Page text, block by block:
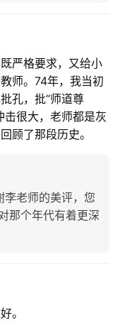
严格要求，又给小
师。74年，我当初
孔，批“师道尊
击很大，老师都是灰
顾了那段历史。
李老师的美评，您
那个年代有着更深
。